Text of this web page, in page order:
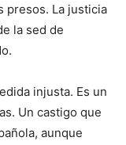
presos. La justicia
la sed de
injusta. Es un
Un castigo que
aunque